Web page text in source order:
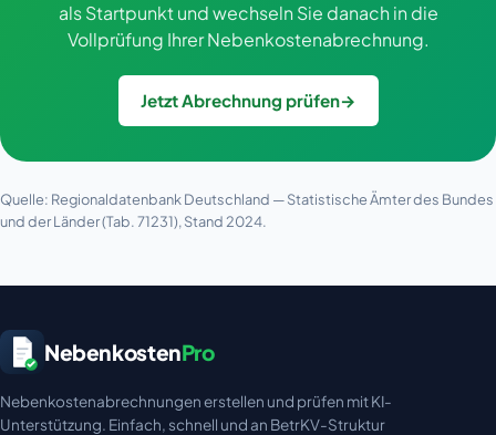
als Startpunkt und wechseln Sie danach in die
Vollprüfung Ihrer Nebenkostenabrechnung.
Jetzt Abrechnung prüfen→
Quelle: Regionaldatenbank Deutschland — Statistische Ämter des Bundes
und der Länder (Tab. 71231), Stand 2024.
NebenkostenPro
Nebenkostenabrechnungen erstellen und prüfen mit KI-
Unterstützung. Einfach, schnell und an BetrKV-Struktur